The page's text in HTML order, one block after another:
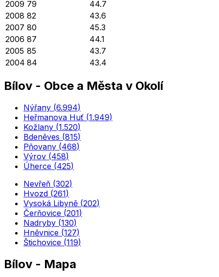
2009 79
44.7
2008 82
43.6
2007 80
45.3
2006 87
44.1
2005 85
43.7
2004 84 43.4
Bílov - Obce a Města v Okolí
Nýřany (6.994)
Heřmanova Huť (1.949)
Kožlany (1.520)
Bdeněves (815)
Pňovany (468)
Výrov (458)
Úherce (425)
Nevřeň (302)
Hvozd (261)
Vysoká Libyně (202)
Čerňovice (201)
Nadryby (130)
Hněvnice (127)
Štichovice (119)
Bílov - Mapa